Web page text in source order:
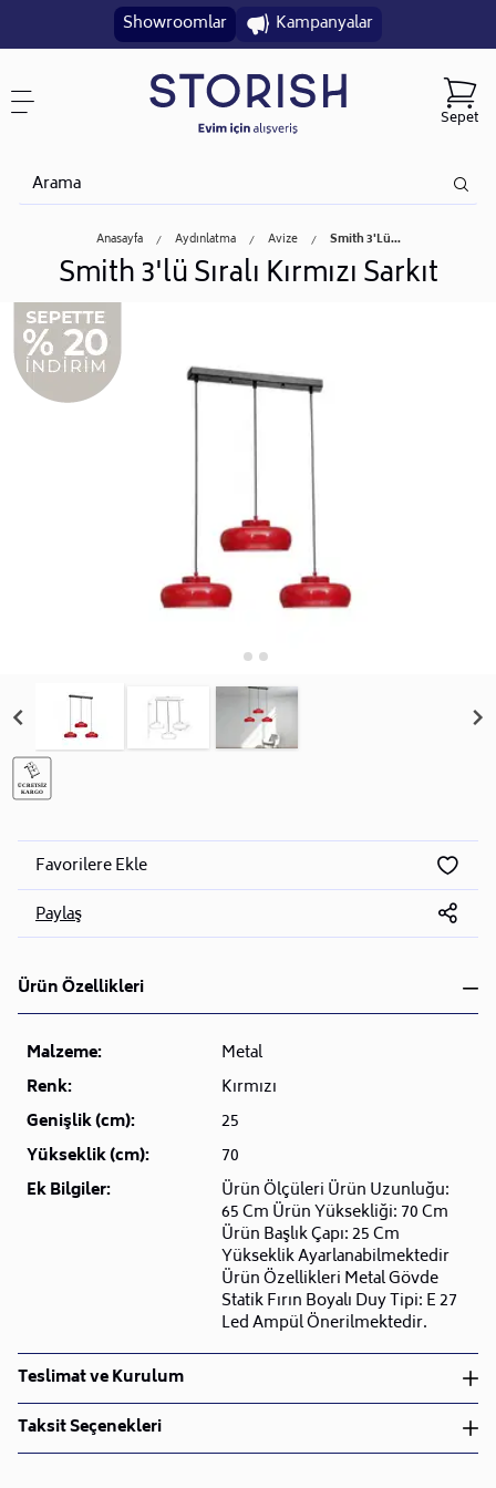
Showroomlar Kampanyalar
Sepet
Anasayfa Aydınlatma Avize Smith 3'lü...
Smith 3'lü Sıralı Kırmızı Sarkıt
Favorilere Ekle
Paylaş
Ürün Özellikleri
Malzeme:
Metal
Renk:
Kırmızı
Genişlik (cm):
25
Yükseklik (cm):
70
Ek Bilgiler:
Ürün Ölçüleri Ürün Uzunluğu:
65 Cm Ürün Yüksekliği: 70 Cm
Ürün Başlık Çapı: 25 Cm
Yükseklik Ayarlanabilmektedir
Ürün Özellikleri Metal Gövde
Statik Fırın Boyalı Duy Tipi: E 27
Led Ampül Önerilmektedir.
Teslimat ve Kurulum
Teslimat ve Kurulum
• Siparişlerinizi aldıktan sonra en kısa sürede işleme
Taksit Seçenekleri